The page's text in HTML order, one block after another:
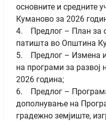
основните и средните
Куманово за 2026
4. Предлог – План за
патишта во Општина
5. Предлог – Измена
на програми за
2026 година;
6. Предлог –
дополнување на
градежно земјиште,